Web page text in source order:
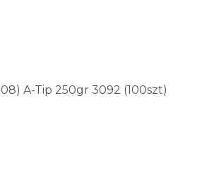
A-Tip 250gr 3092 (100szt)